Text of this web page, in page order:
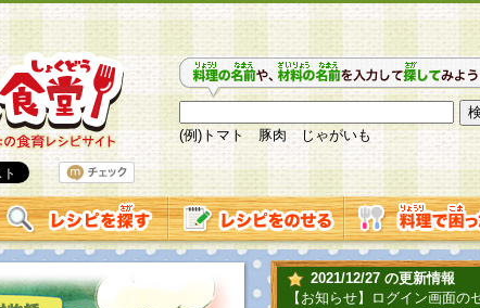
(例)トマト 豚肉 じゃがいも
2021/12/27 の更新情報
【お知らせ】ログイン画面